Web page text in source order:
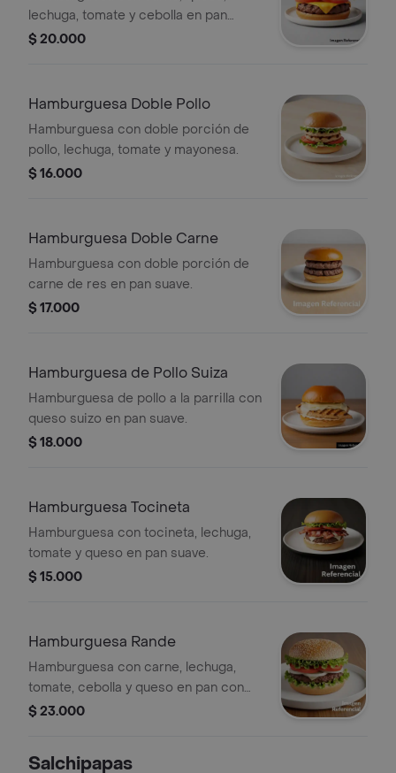
lechuga, tomate y cebolla en pan
suave.
$ 20.000
Hamburguesa Doble Pollo
Hamburguesa con doble porción de
pollo, lechuga, tomate y mayonesa.
$ 16.000
Hamburguesa Doble Carne
Hamburguesa con doble porción de
carne de res en pan suave.
$ 17.000
Hamburguesa de Pollo Suiza
Hamburguesa de pollo a la parrilla con
queso suizo en pan suave.
$ 18.000
Hamburguesa Tocineta
Hamburguesa con tocineta, lechuga,
tomate y queso en pan suave.
$ 15.000
Hamburguesa Rande
Hamburguesa con carne, lechuga,
tomate, cebolla y queso en pan con
ajonjolí.
$ 23.000
Salchipapas